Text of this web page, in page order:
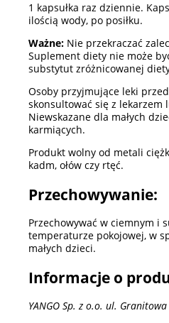
1 kapsułka raz dziennie.
ilością wody, po posiłku.
Ważne: Nie przekraczać
Suplement diety nie może
substytut zróżnicowanej
Osoby przyjmujące leki
skonsultować się z lekarzem
Niewskazane dla małych
karmiących.
Produkt wolny od metali
kadm, ołów czy rtęć.
Przechowywanie:
Przechowywać w ciemnym i
temperaturze pokojowej, w
małych dzieci.
Informacje o
YANGO Sp. z o.o. ul.